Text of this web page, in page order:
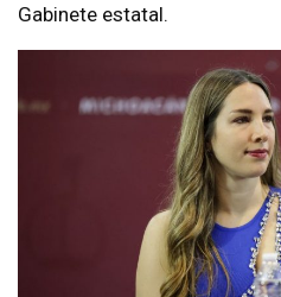
Gabinete estatal.